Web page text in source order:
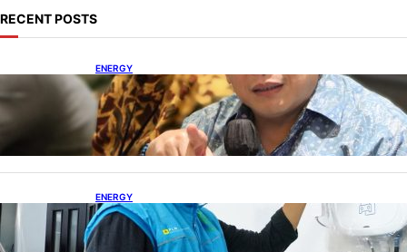
RECENT POSTS
ENERGY
IESR: Kepemimpinan Terpadu jadi Kunci
Percepatan PLTS 100 GW
ENERGY
Ada 21.865 Pelanggan Baru Gunakan Home
Charging Services PLN